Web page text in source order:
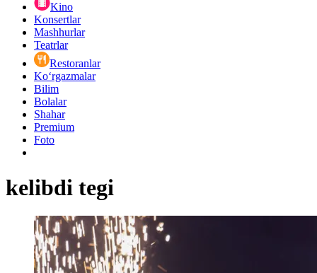
Kino
Konsertlar
Mashhurlar
Teatrlar
Restoranlar
Ko‘rgazmalar
Bilim
Bolalar
Shahar
Premium
Foto
kelibdi tegi